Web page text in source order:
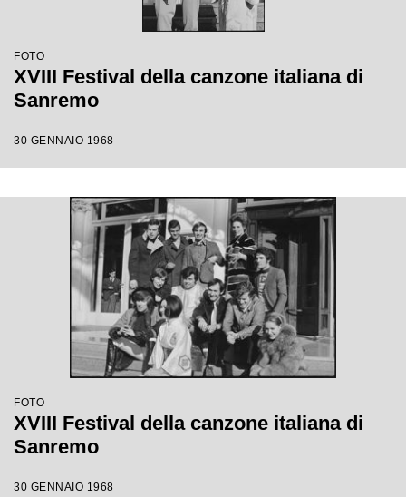
FOTO
XVIII Festival della canzone italiana di
Sanremo
30 GENNAIO 1968
FOTO
XVIII Festival della canzone italiana di
Sanremo
30 GENNAIO 1968